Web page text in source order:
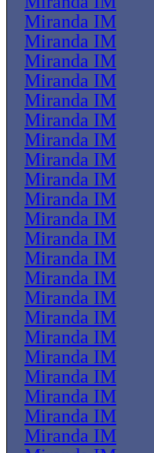
Miranda IM
Miranda IM
Miranda IM
Miranda IM
Miranda IM
Miranda IM
Miranda IM
Miranda IM
Miranda IM
Miranda IM
Miranda IM
Miranda IM
Miranda IM
Miranda IM
Miranda IM
Miranda IM
Miranda IM
Miranda IM
Miranda IM
Miranda IM
Miranda IM
Miranda IM